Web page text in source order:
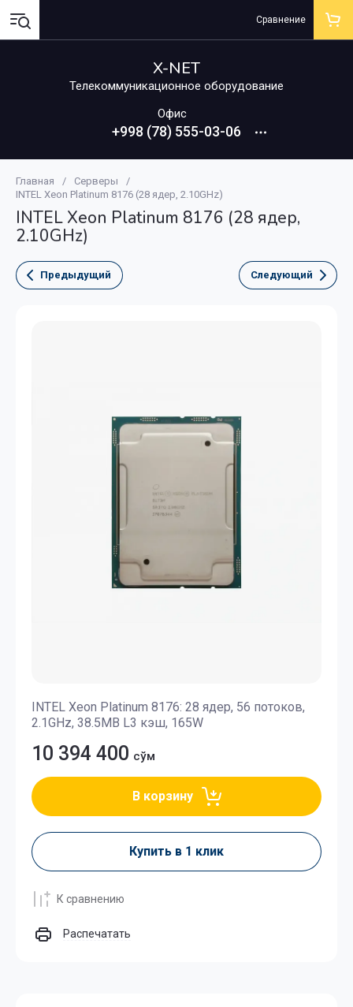
X-NET
Телекоммуникационное оборудование
Офис
+998 (78) 555-03-06
Сравнение
Главная / Серверы
/
INTEL Xeon Platinum 8176 (28 ядер, 2.10GHz)
INTEL Xeon Platinum 8176 (28 ядер,
2.10GHz)
Предыдущий Следующий
INTEL Xeon Platinum 8176: 28 ядер, 56 потоков,
2.1GHz, 38.5MB L3 кэш, 165W
10 394 400 сўм
В корзину
Купить в 1 клик
К сравнению
Распечатать